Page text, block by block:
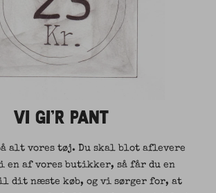
VI GI'R PANT
alt vores tøj. Du skal blot aflevere
en af vores butikker, så får du en
dit næste køb, og vi sørger for, at